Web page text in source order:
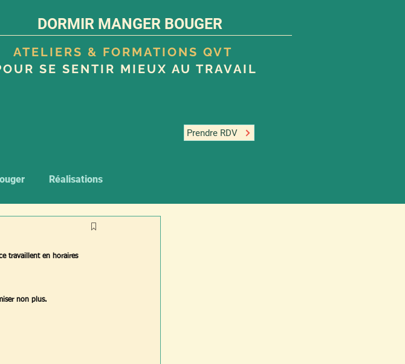
DORMIR MANGER BOUGER
ATELIERS & FORMATIONS QVT
SE SENTIR MIEUX AU TRAVAIL
Prendre RDV
Réalisations
travaillent en horaires
non plus.